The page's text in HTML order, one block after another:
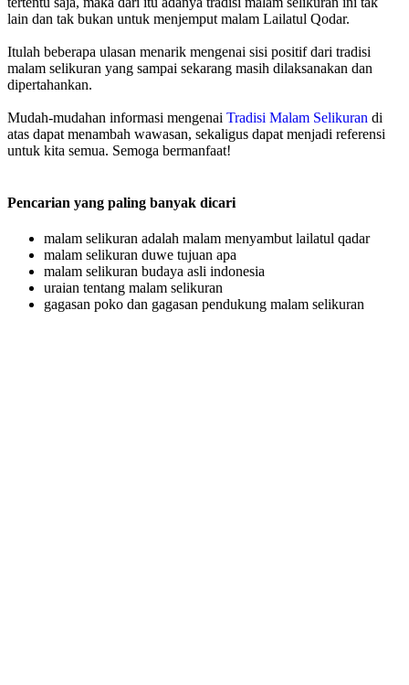
lain dan tak bukan untuk menjemput malam Lailatul Qodar.
Itulah beberapa ulasan menarik mengenai sisi positif dari tradisi
malam selikuran yang sampai sekarang masih dilaksanakan dan
dipertahankan.
Mudah-mudahan informasi mengenai Tradisi Malam Selikuran di
atas dapat menambah wawasan, sekaligus dapat menjadi referensi
untuk kita semua. Semoga bermanfaat!
Pencarian yang paling banyak dicari
malam selikuran adalah malam menyambut lailatul qadar
malam selikuran duwe tujuan apa
malam selikuran budaya asli indonesia
uraian tentang malam selikuran
gagasan poko dan gagasan pendukung malam selikuran